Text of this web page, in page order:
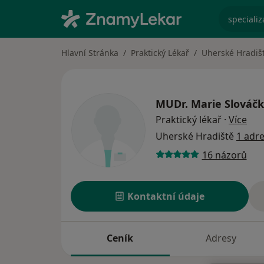
Hlavní Stránka Praktický Lékař Uherské
MUDr. Marie
Praktický lékař · Více
Uherské Hradiště 1
16 názorů
Kontaktní údaje
Ceník Adresy